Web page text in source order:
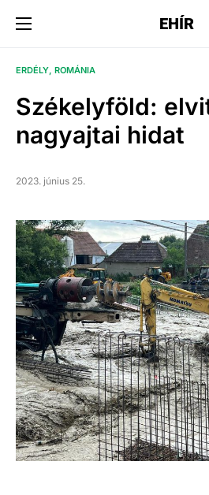
EHÍR
ERDÉLY ROMÁNIA
Székelyföld:
nagyajtai hidat
2023. június 25.